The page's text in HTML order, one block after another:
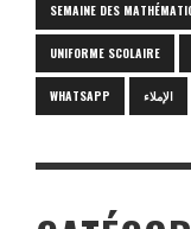
SEMAINE DES
UNIFORME SCOLAIRE
WHATSAPP الإملاء